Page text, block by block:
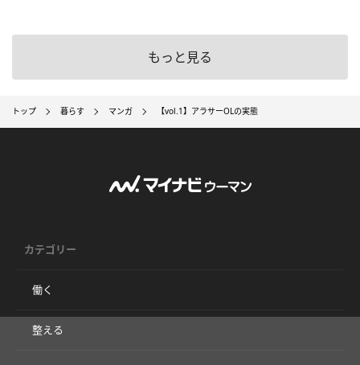
もっと見る
トップ 暮らす マンガ 【vol.1】アラサーOLの実態
カテゴリー
働く
整える